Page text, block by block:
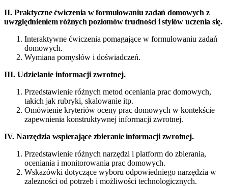
II. Praktyczne ćwiczenia w formułowaniu zadań domowych z
uwzględnieniem różnych poziomów trudności i stylów uczenia się.
Interaktywne ćwiczenia pomagające w formułowaniu zadań
domowych.
Wymiana pomysłów i doświadczeń.
III. Udzielanie informacji zwrotnej.
Przedstawienie różnych metod oceniania prac domowych,
takich jak rubryki, skalowanie itp.
Omówienie kryteriów oceny prac domowych w kontekście
zapewnienia konstruktywnej informacji zwrotnej.
IV. Narzędzia wspierające zbieranie informacji zwrotnej.
Przedstawienie różnych narzędzi i platform do zbierania,
oceniania i monitorowania prac domowych.
Wskazówki dotyczące wyboru odpowiedniego narzędzia w
zależności od potrzeb i możliwości technologicznych.